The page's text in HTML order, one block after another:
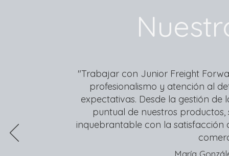
"Trabajar con Junior Freight
profesionalismo y atención al
expectativas. Desde la gestión
puntual de nuestros
inquebrantable con la satisfacción
María